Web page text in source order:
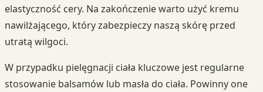
elastyczność cery. Na zakończenie warto użyć kremu
nawilżającego, który zabezpieczy naszą skórę przed
utratą wilgoci.
W przypadku pielęgnacji ciała kluczowe jest regularne
stosowanie balsamów lub masła do ciała. Powinny one